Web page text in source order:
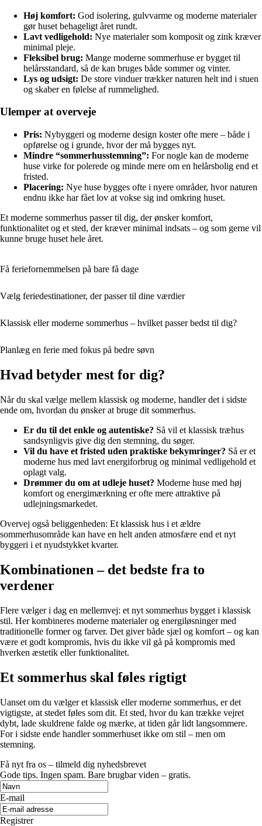
Høj komfort: God isolering, gulvvarme og moderne materialer
gør huset behageligt året rundt.
Lavt vedligehold: Nye materialer som komposit og zink kræver
minimal pleje.
Fleksibel brug: Mange moderne sommerhuse er bygget til
helårsstandard, så de kan bruges både sommer og vinter.
Lys og udsigt: De store vinduer trækker naturen helt ind i stuen
og skaber en følelse af rummelighed.
Ulemper at overveje
Pris: Nybyggeri og moderne design koster ofte mere – både i
opførelse og i grunde, hvor der må bygges nyt.
Mindre “sommerhusstemning”: For nogle kan de moderne
huse virke for polerede og minde mere om en helårsbolig end et
fristed.
Placering: Nye huse bygges ofte i nyere områder, hvor naturen
endnu ikke har fået lov at vokse sig ind omkring huset.
Et moderne sommerhus passer til dig, der ønsker komfort,
funktionalitet og et sted, der kræver minimal indsats – og som gerne vil
kunne bruge huset hele året.
Få feriefornemmelsen på bare få dage
Vælg feriedestinationer, der passer til dine værdier
Klassisk eller moderne sommerhus – hvilket passer bedst til dig?
Planlæg en ferie med fokus på bedre søvn
Hvad betyder mest for dig?
Når du skal vælge mellem klassisk og moderne, handler det i sidste
ende om, hvordan du ønsker at bruge dit sommerhus.
Er du til det enkle og autentiske? Så vil et klassisk træhus
sandsynligvis give dig den stemning, du søger.
Vil du have et fristed uden praktiske bekymringer? Så er et
moderne hus med lavt energiforbrug og minimal vedligehold et
oplagt valg.
Drømmer du om at udleje huset? Moderne huse med høj
komfort og energimærkning er ofte mere attraktive på
udlejningsmarkedet.
Overvej også beliggenheden: Et klassisk hus i et ældre
sommerhusområde kan have en helt anden atmosfære end et nyt
byggeri i et nyudstykket kvarter.
Kombinationen – det bedste fra to
verdener
Flere vælger i dag en mellemvej: et nyt sommerhus bygget i klassisk
stil. Her kombineres moderne materialer og energiløsninger med
traditionelle former og farver. Det giver både sjæl og komfort – og kan
være et godt kompromis, hvis du ikke vil gå på kompromis med
hverken æstetik eller funktionalitet.
Et sommerhus skal føles rigtigt
Uanset om du vælger et klassisk eller moderne sommerhus, er det
vigtigste, at stedet føles som dit. Et sted, hvor du kan trække vejret
dybt, lade skuldrene falde og mærke, at tiden går lidt langsommere.
For i sidste ende handler sommerhuset ikke om stil – men om
stemning.
Få nyt fra os – tilmeld dig nyhedsbrevet
Gode tips. Ingen spam. Bare brugbar viden – gratis.
E-mail
Registrer